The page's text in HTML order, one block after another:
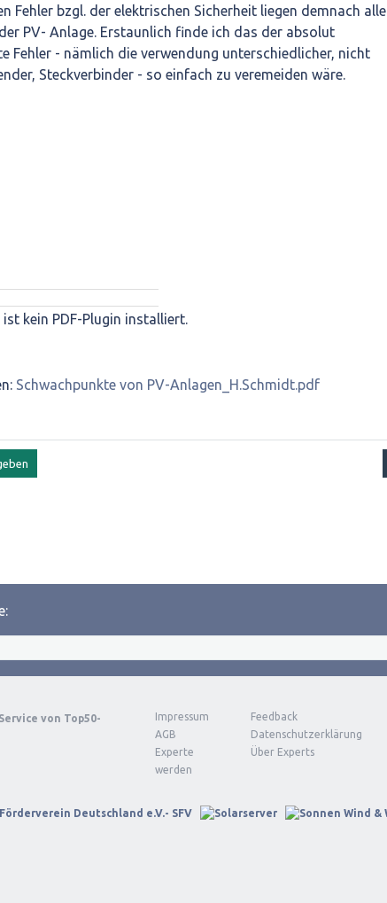
Fehler bzgl. der elektrischen Sicherheit liegen demnach alle
PV- Anlage. Erstaunlich finde ich das der absolut
Fehler - nämlich die verwendung unterschiedlicher, nicht
Steckverbinder - so einfach zu veremeiden wäre.
kein PDF-Plugin installiert.
Schwachpunkte von PV-Anlagen_H.Schmidt.pdf
von Top50-
Impressum
Feedback
AGB
Datenschutzerklärung
Experte
werden
Über Experts